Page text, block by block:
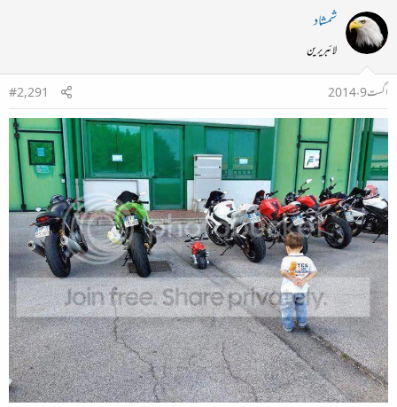
شمشاد
لائبریرین
اگست 9، 2014
#2,291